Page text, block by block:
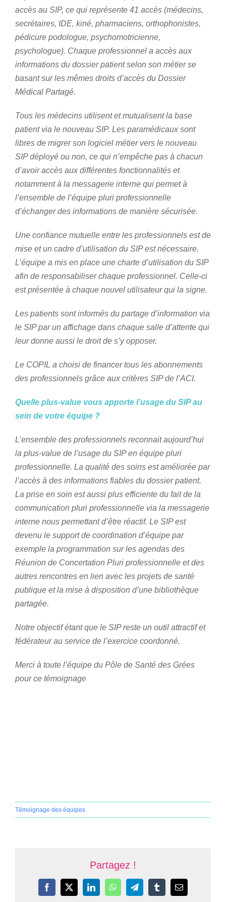
accès au SIP, ce qui représente 41 accès (médecins,
secrétaires, IDE, kiné, pharmaciens, orthophonistes,
pédicure podologue, psychomotricienne,
psychologue). Chaque professionnel a accès aux
informations du dossier patient selon son métier se
basant sur les mêmes droits d’accès du Dossier
Médical Partagé.
Tous les médecins utilisent et mutualisent la base
patient via le nouveau SIP. Les paramédicaux sont
libres de migrer son logiciel métier vers le nouveau
SIP déployé ou non, ce qui n’empêche pas à chacun
d’avoir accès aux différentes fonctionnalités et
notamment à la messagerie interne qui permet à
l’ensemble de l’équipe pluri professionnelle
d’échanger des informations de manière sécurisée.
Une confiance mutuelle entre les professionnels est de
mise et un cadre d’utilisation du SIP est nécessaire.
L’équipe a mis en place une charte d’utilisation du SIP
afin de responsabiliser chaque professionnel. Celle-ci
est présentée à chaque nouvel utilisateur qui la signe.
Les patients sont informés du partage d’information via
le SIP par un affichage dans chaque salle d’attente qui
leur donne aussi le droit de s’y opposer.
Le COPIL a choisi de financer tous les abonnements
des professionnels grâce aux critères SIP de l’ACI.
Quelle plus-value vous apporte l’usage du SIP au
sein de votre équipe ?
L’ensemble des professionnels reconnait aujourd’hui
la plus-value de l’usage du SIP en équipe pluri
professionnelle. La qualité des soins est améliorée par
l’accès à des informations fiables du dossier patient.
La prise en soin est aussi plus efficiente du fait de la
communication pluri professionnelle via la messagerie
interne nous permettant d’être réactif. Le SIP est
devenu le support de coordination d’équipe par
exemple la programmation sur les agendas des
Réunion de Concertation Pluri professionnelle et des
autres rencontres en lien avec les projets de santé
publique et la mise à disposition d’une bibliothèque
partagée.
Notre objectif étant que le SIP reste un outil attractif et
fédérateur au service de l’exercice coordonné.
Merci à toute l’équipe du Pôle de Santé des Grées
pour ce témoignage
Témoignage des équipes
Partagez !
Facebook
X LinkedInWhatsAppTelegramTumblrEmail